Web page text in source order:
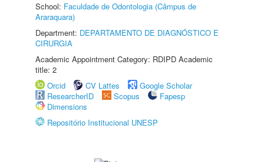
School: Faculdade de Odontologia (Câmpus de
Araraquara)
Department: DEPARTAMENTO DE DIAGNÓSTICO E
CIRURGIA
Academic Appointment Category: RDIPD Academic
title: 2
Orcid
CV Lattes
Google Scholar
ResearcherID
Scopus
Fapesp
Dimensions
Repositório Institucional UNESP